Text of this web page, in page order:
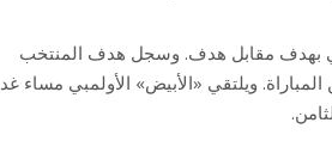
بهدف مقابل هدف. وسجل هدف المنتخب
ويلتقي «الأبيض» الأولمبي مساء غد